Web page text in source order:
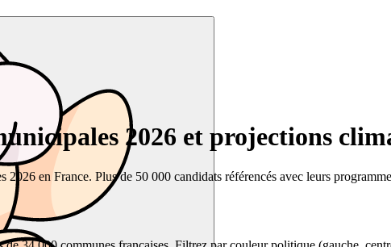
2026 et projections
en France. Plus de 50 000 candidats référencés avec leurs